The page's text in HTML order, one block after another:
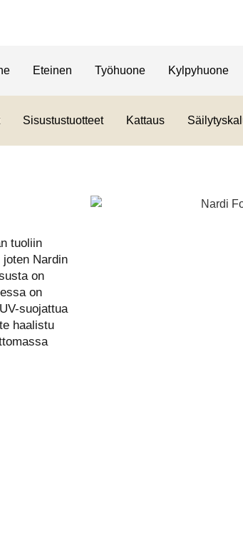
Eteinen Työhuone Kylpyhuone
Sisustustuotteet Kattaus
tuoliin
Nardin
on
on
suojattua
haalistu